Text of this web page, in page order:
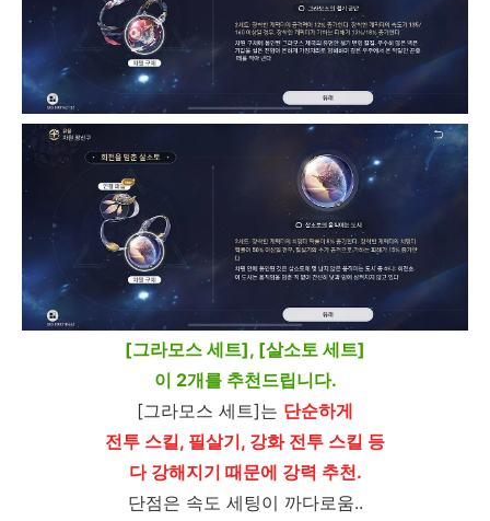
[그라모스 세트], [살소토 세트]
이 2개를 추천드립니다.
[그라모스 세트]는 단순하게
전투 스킬, 필살기, 강화 전투 스킬 등
다 강해지기 때문에 강력 추천.
단점은 속도 세팅이 까다로움..